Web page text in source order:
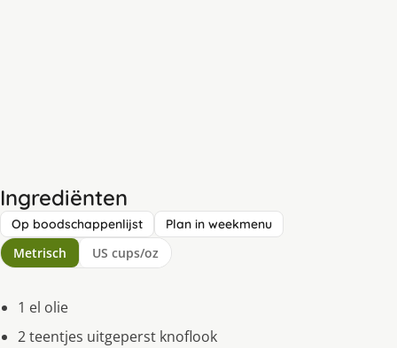
Ingrediënten
Op boodschappenlijst Plan in weekmenu
Metrisch US cups/oz
1 el olie
2 teentjes uitgeperst knoflook